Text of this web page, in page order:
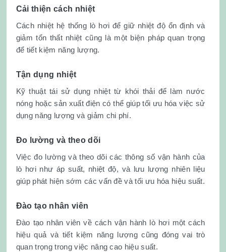
Cải thiện cách nhiệt
Cách nhiệt hệ thống lò hơi để giữ nhiệt độ ổn định và
giảm tổn thất nhiệt cũng là một biện pháp quan trọng
để tiết kiệm năng lượng.
Tận dụng nhiệt
Kỹ thuật tái sử dụng nhiệt từ khói thải để làm nước
nóng hoặc sản xuất điện có thể giúp tối ưu hóa việc sử
dụng năng lượng và giảm chi phí.
Đo lường và theo dõi
Việc đo lường và theo dõi các thông số vận hành của
lò hơi như áp suất, nhiệt độ, và lưu lượng nhiên liệu
giúp phát hiện sớm các vấn đề và tối ưu hóa hiệu suất.
Đào tạo nhân viên
Đào tạo nhân viên về cách vận hành lò hơi một cách
hiệu quả và tiết kiệm năng lượng cũng đóng vai trò
quan trọng trong việc nâng cao hiệu suất.